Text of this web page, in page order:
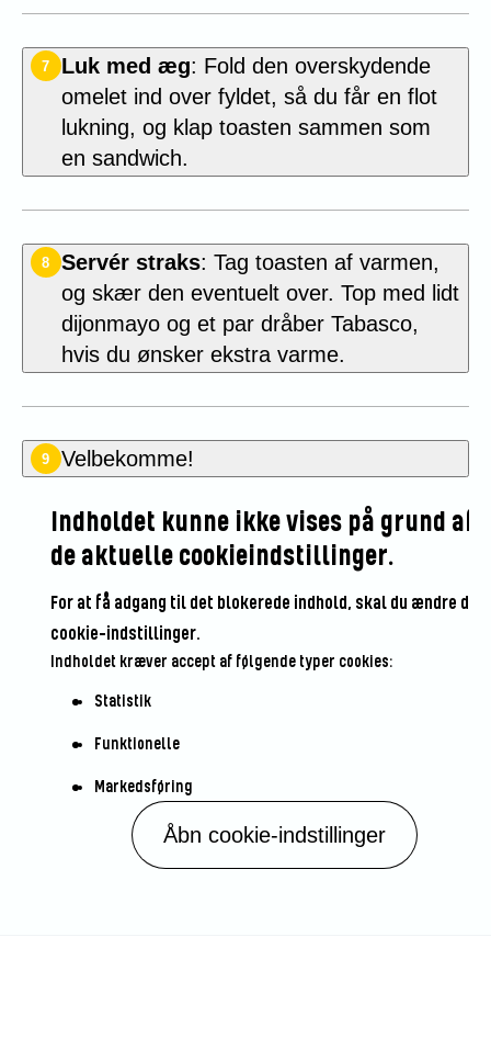
7 Luk med æg: Fold den overskydende
omelet ind over fyldet, så du får en flot
lukning, og klap toasten sammen som
en sandwich.
8 Servér straks: Tag toasten af varmen,
og skær den eventuelt over. Top med lidt
dijonmayo og et par dråber Tabasco,
hvis du ønsker ekstra varme.
9 Velbekomme!
Indholdet kunne ikke vises på grund af
de aktuelle cookieindstillinger.
For at få adgang til det blokerede indhold, skal du ændre dine
cookie-indstillinger.
Indholdet kræver accept af følgende typer cookies:
Statistik
Funktionelle
Markedsføring
Åbn cookie-indstillinger